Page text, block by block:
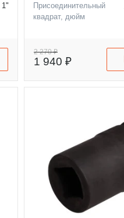
1"
Присоединительный
квадрат, дюйм
2 270 ₽
1 940 ₽